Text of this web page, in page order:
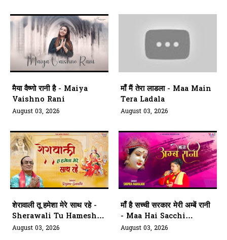
मैया वैष्णो रानी है - Maiya
Vaishno Rani
August 03, 2026
माँ मैं तेरा लाडला - Maa Main
Tera Ladala
August 03, 2026
शेरावाली तू हमेशा मेरे साथ रहे -
Sherawali Tu Hamesha
Mere Saath
August 03, 2026
माँ है सच्ची सरकार मेरी अम्बें रानी
- Maa Hai Sacchi
Sarkar Meri Ambe Rani
August 03, 2026